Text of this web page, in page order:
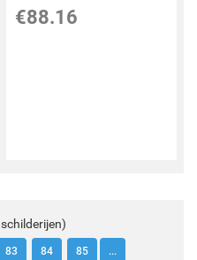
€88.16
schilderijen)
83 84 85 ...